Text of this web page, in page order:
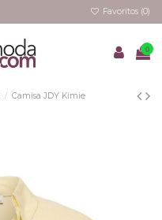
Favoritos (0)
0
Camisa JDY Kimie